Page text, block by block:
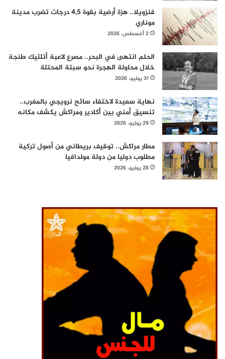
فنزويلا.. هزة أرضية بقوة 4,5 درجات تضرب مدينة
موناري
2 أغسطس، 2026
الحلم انتهى في البحر.. مصرع لاعبة أتلتيك طنجة
خلال محاولة الهجرة نحو سبتة المحتلة
31 يوليو، 2026
نهاية سعيدة لاختفاء سائح نرويجي بالمغرب..
تنسيق أمني بين أكادير ومراكش يكشف مكانه
29 يوليو، 2026
مطار مراكش.. توقيف بريطاني من أصول تركية
مطلوب دوليا من دولة مولدافيا
28 يوليو، 2026